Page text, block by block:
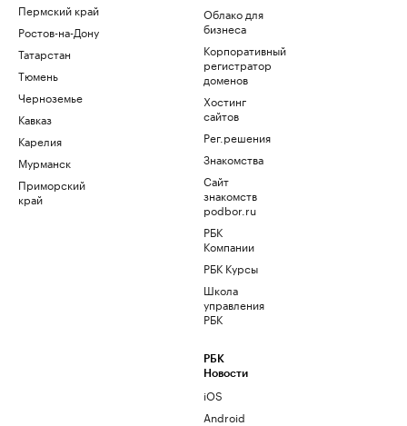
Пермский край
Ростов-на-Дону
Татарстан
Тюмень
Черноземье
Кавказ
Карелия
Мурманск
Приморский
край
Облако для
бизнеса
Корпоративный
регистратор
доменов
Хостинг
сайтов
Рег.решения
Знакомства
Сайт
знакомств
podbor.ru
РБК
Компании
РБК Курсы
Школа
управления
РБК
РБК
Новости
iOS
Android